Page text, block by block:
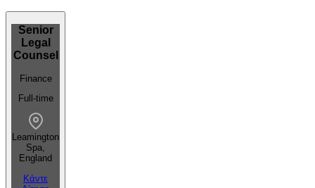
Senior
Legal
Counsel
Finance
Full-time
Leamington
Spa,
England
Κάντε